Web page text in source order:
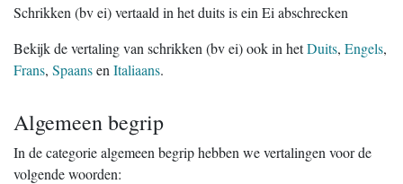
Schrikken (bv ei) vertaald in het duits is ein Ei abschrecken
Bekijk de vertaling van schrikken (bv ei) ook in hetDuits, Engels,
Frans, Spaansen Italiaans.
Algemeen begrip
In de categorie algemeen begrip hebben we vertalingen voor de
volgende woorden: